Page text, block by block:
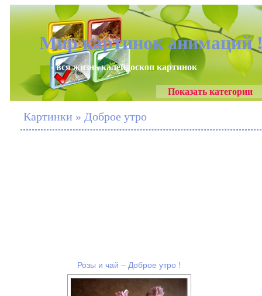
Мир картинок анимаций
- вся жизнь калейдоскоп картинок
Показать категории
Картинки » Доброе утро
Розы и чай – Доброе утро !